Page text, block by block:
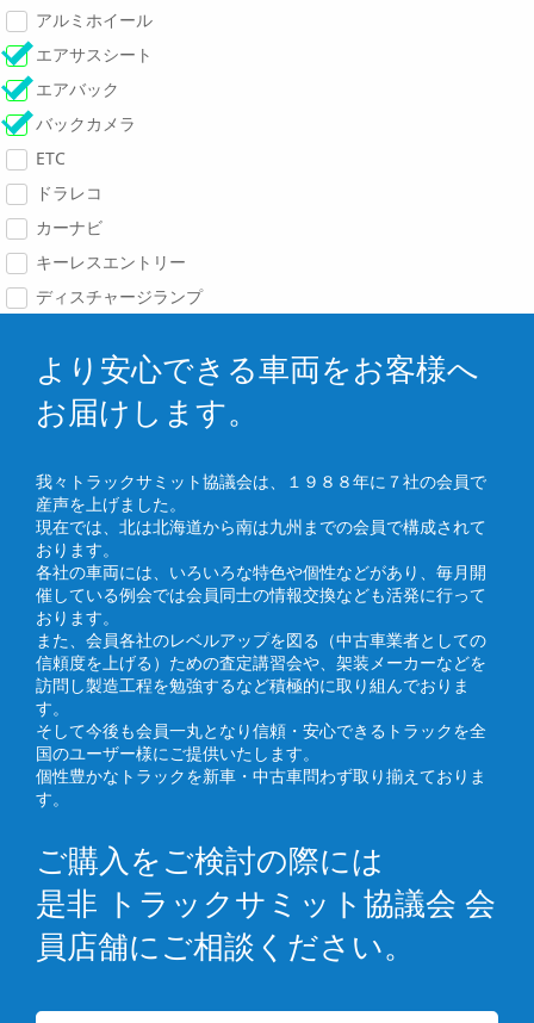
アルミホイール
エアサスシート
エアバック
バックカメラ
ETC
ドラレコ
カーナビ
キーレスエントリー
ディスチャージランプ
より安心できる車両をお客様へ
お届けします。
我々トラックサミット協議会は、１９８８年に７社の会員で
産声を上げました。
現在では、北は北海道から南は九州までの会員で構成されて
おります。
各社の車両には、いろいろな特色や個性などがあり、毎月開
催している例会では会員同士の情報交換なども活発に行って
おります。
また、会員各社のレベルアップを図る（中古車業者としての
信頼度を上げる）ための査定講習会や、架装メーカーなどを
訪問し製造工程を勉強するなど積極的に取り組んでおりま
す。
そして今後も会員一丸となり信頼・安心できるトラックを全
国のユーザー様にご提供いたします。
個性豊かなトラックを新車・中古車問わず取り揃えておりま
す。
ご購入をご検討の際には
是非 トラックサミット協議会 会
員店舗にご相談ください。